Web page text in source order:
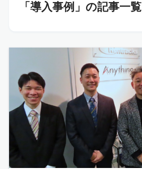
「導入事例」の記事一覧